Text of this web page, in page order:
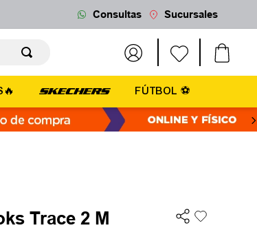
Consultas Sucursales
FÚTBOL ⚽
Trace 2 M